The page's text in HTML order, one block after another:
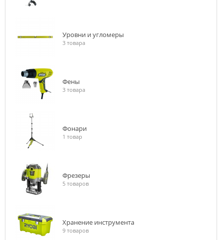
Уровни и угломеры
3 товара
Фены
3 товара
Фонари
1 товар
Фрезеры
5 товаров
Хранение инструмента
9 товаров